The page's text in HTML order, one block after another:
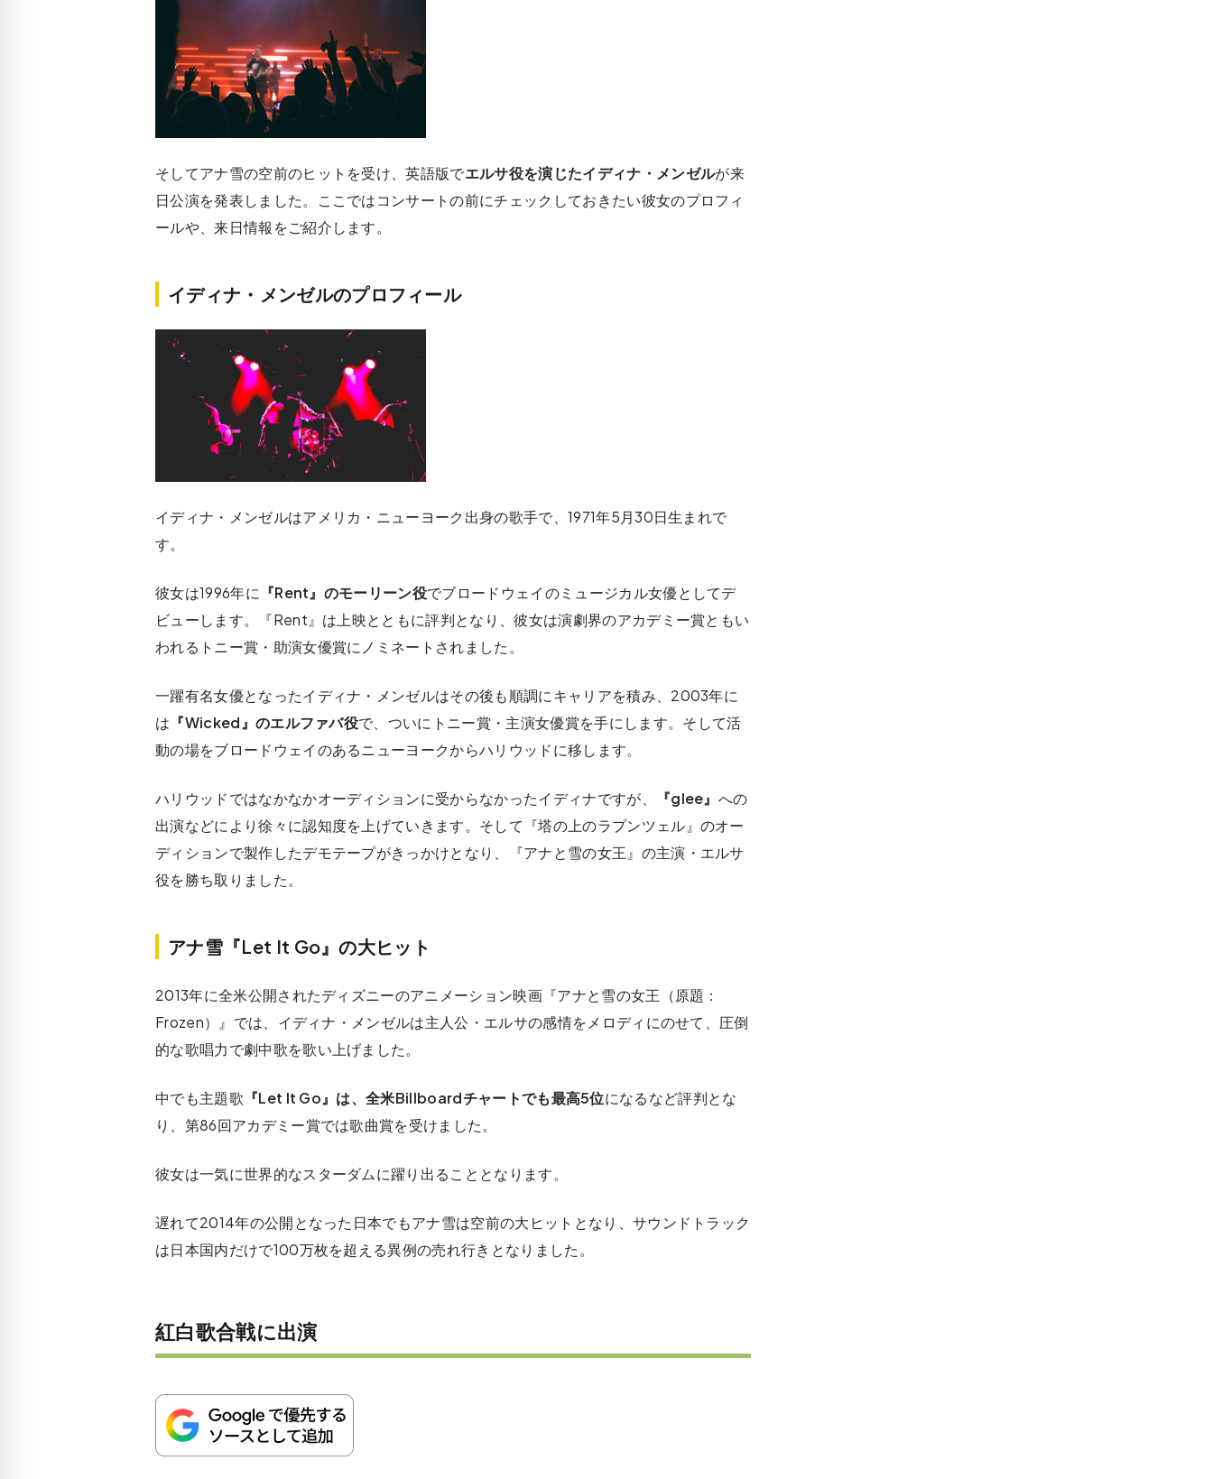
そしてアナ雪の空前のヒットを受け、英語版でエルサ役を演じたイディナ・メンゼルが来
日公演を発表しました。ここではコンサートの前にチェックしておきたい彼女のプロフィ
ールや、来日情報をご紹介します。
イディナ・メンゼルのプロフィール
イディナ・メンゼルはアメリカ・ニューヨーク出身の歌手で、1971年5月30日生まれで
す。
彼女は1996年に 『Rent』のモーリーン役でブロードウェイのミュージカル女優としてデ
ビューします。『Rent』は上映とともに評判となり、彼女は演劇界のアカデミー賞ともい
われるトニー賞・助演女優賞にノミネートされました。
一躍有名女優となったイディナ・メンゼルはその後も順調にキャリアを積み、2003年に
は 『Wicked』のエルファバ役で、ついにトニー賞・主演女優賞を手にします。そして活
動の場をブロードウェイのあるニューヨークからハリウッドに移します。
ハリウッドではなかなかオーディションに受からなかったイディナですが、 『glee』 への
出演などにより徐々に認知度を上げていきます。そして『塔の上のラプンツェル』のオー
ディションで製作したデモテープがきっかけとなり、『アナと雪の女王』の主演・エルサ
役を勝ち取りました。
アナ雪『Let It Go』の大ヒット
2013年に全米公開されたディズニーのアニメーション映画『アナと雪の女王（原題：
Frozen）』では、イディナ・メンゼルは主人公・エルサの感情をメロディにのせて、圧倒
的な歌唱力で劇中歌を歌い上げました。
中でも主題歌 『Let It Go』は、全米Billboardチャートでも最高5位になるなど評判とな
り、第86回アカデミー賞では歌曲賞を受けました。
彼女は一気に世界的なスターダムに躍り出ることとなります。
遅れて2014年の公開となった日本でもアナ雪は空前の大ヒットとなり、サウンドトラック
は日本国内だけで100万枚を超える異例の売れ行きとなりました。
紅白歌合戦に出演